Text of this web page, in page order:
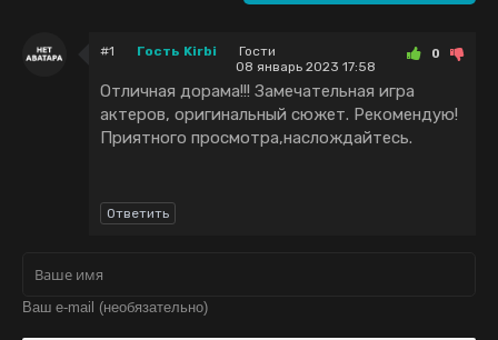
#1 Гость Kirbi
Гости
08 январь 2023 17:58
0
Отличная дорама!!! Замечательная игра
актеров, оригинальный сюжет. Рекомендую!
Приятного просмотра,наслождайтесь.
Ответить